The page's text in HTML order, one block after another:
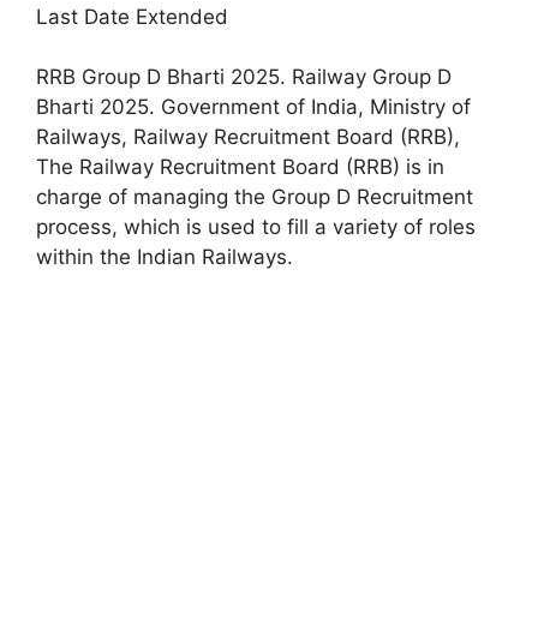
Last Date Extended
RRB Group D Bharti 2025. Railway Group D
Bharti 2025. Government of India, Ministry of
Railways, Railway Recruitment Board (RRB),
The Railway Recruitment Board (RRB) is in
charge of managing the Group D Recruitment
process, which is used to fill a variety of roles
within the Indian Railways.